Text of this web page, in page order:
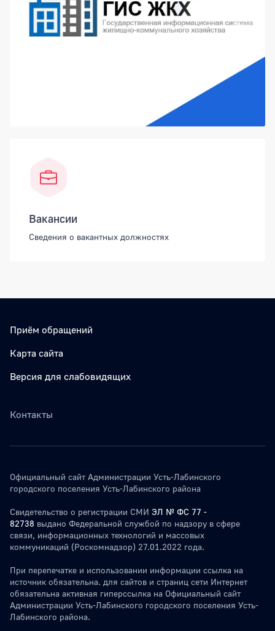
Вакансии
Сведения о вакантных должностях
Приём обращений
Карта сайта
Версия для слабовидящих
Контакты
Официальный сайт Администрации Усть-Лабинского
городского поселения Усть-Лабинского района
Свидетельство о регистрации СМИ ЭЛ № ФС 77 -
82738 выдано Федеральной службой по надзору в сфере
связи, информационных технологий и массовых
коммуникаций (Роскомнадзор) 27.01.2022 года.
При перепечатке и использовании информации ссылка на
источник обязательна. для сайтов и страниц сети Интернет
обязательна активная гиперссылка на Официальный сайт
Администрации Усть-Лабинского городского поселения Усть-
Лабинского района.